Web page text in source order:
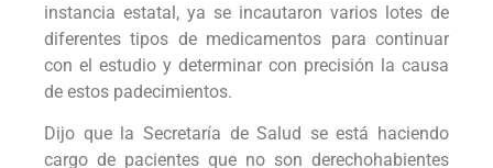
instancia estatal, ya se incautaron varios lotes de
diferentes tipos de medicamentos para continuar
con el estudio y determinar con precisión la causa
de estos padecimientos.
Dijo que la Secretaría de Salud se está haciendo
cargo de pacientes que no son derechohabientes